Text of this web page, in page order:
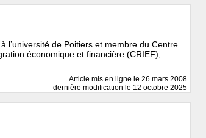
l’université de Poitiers et membre du Centre
économique et financière (CRIEF),
Article mis en ligne le 26 mars 2008
dernière modification le 12 octobre 2025